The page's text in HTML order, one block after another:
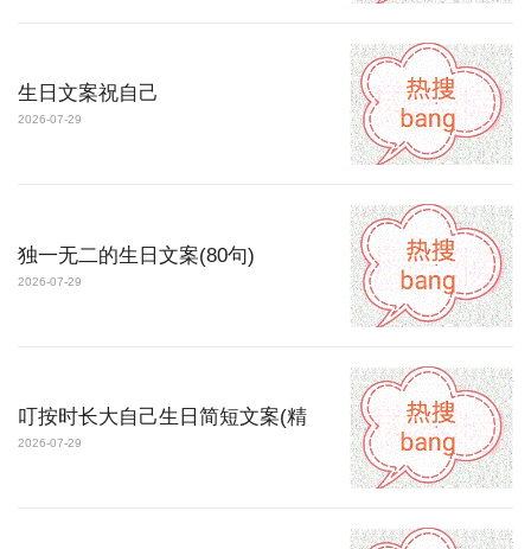
生日文案祝自己
2026-07-29
独一无二的生日文案(80句)
2026-07-29
叮按时长大自己生日简短文案(精
2026-07-29